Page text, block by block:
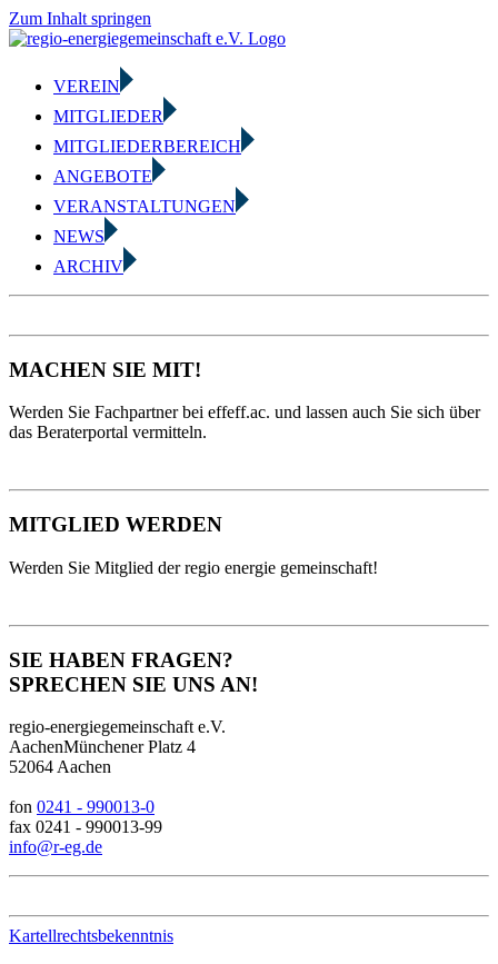
Zum Inhalt springen
VEREIN
MITGLIEDER
MITGLIEDERBEREICH
ANGEBOTE
VERANSTALTUNGEN
NEWS
ARCHIV
MACHEN SIE MIT!
Werden Sie Fachpartner bei effeff.ac. und lassen auch Sie sich über
das Beraterportal vermitteln.
MITGLIED WERDEN
Werden Sie Mitglied der regio energie gemeinschaft!
SIE HABEN FRAGEN?
SPRECHEN SIE UNS AN!
regio-energiegemeinschaft e.V.
AachenMünchener Platz 4
52064 Aachen
fon 0241 - 990013-0
fax 0241 - 990013-99
info@r-eg.de
Kartellrechtsbekenntnis